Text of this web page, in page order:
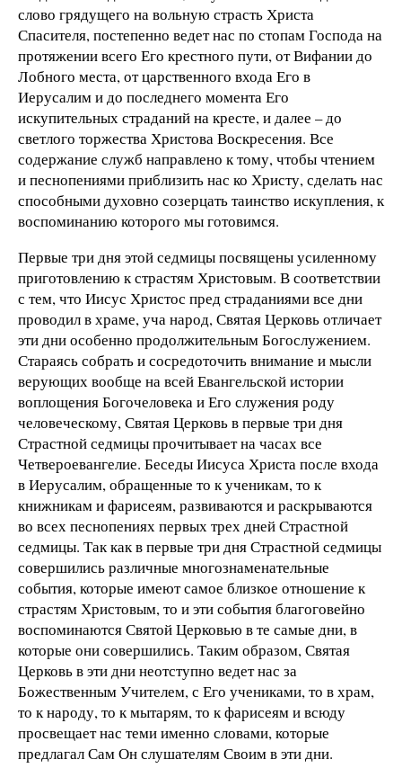
слово грядущего на вольную страсть Христа
Спасителя, постепенно ведет нас по стопам Господа на
протяжении всего Его крестного пути, от Вифании до
Лобного места, от царственного входа Его в
Иерусалим и до последнего момента Его
искупительных страданий на кресте, и далее – до
светлого торжества Христова Воскресения. Все
содержание служб направлено к тому, чтобы чтением
и песнопениями приблизить нас ко Христу, сделать нас
способными духовно созерцать таинство искупления, к
воспоминанию которого мы готовимся.
Первые три дня этой седмицы посвящены усиленному
приготовлению к страстям Христовым. В соответствии
с тем, что Иисус Христос пред страданиями все дни
проводил в храме, уча народ, Святая Церковь отличает
эти дни особенно продолжительным Богослужением.
Стараясь собрать и сосредоточить внимание и мысли
верующих вообще на всей Евангельской истории
воплощения Богочеловека и Его служения роду
человеческому, Святая Церковь в первые три дня
Страстной седмицы прочитывает на часах все
Четвероевангелие. Беседы Иисуса Христа после входа
в Иерусалим, обращенные то к ученикам, то к
книжникам и фарисеям, развиваются и раскрываются
во всех песнопениях первых трех дней Страстной
седмицы. Так как в первые три дня Страстной седмицы
совершились различные многознаменательные
события, которые имеют самое близкое отношение к
страстям Христовым, то и эти события благоговейно
воспоминаются Святой Церковью в те самые дни, в
которые они совершились. Таким образом, Святая
Церковь в эти дни неотступно ведет нас за
Божественным Учителем, с Его учениками, то в храм,
то к народу, то к мытарям, то к фарисеям и всюду
просвещает нас теми именно словами, которые
предлагал Сам Он слушателям Своим в эти дни.